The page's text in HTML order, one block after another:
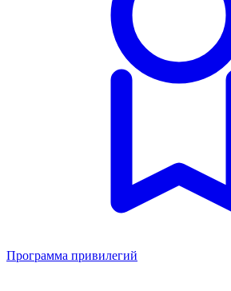
Программа привилегий